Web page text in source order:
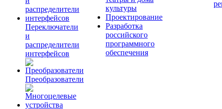
Переключатели
и
распределители
интерфейсов
Преобразователи
культуры
Проектирование
Разработка
российского
программного
обеспечения